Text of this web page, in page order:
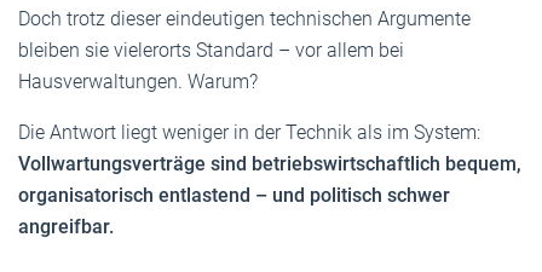
Doch trotz dieser eindeutigen technischen Argumente
bleiben sie vielerorts Standard – vor allem bei
Hausverwaltungen. Warum?
Die Antwort liegt weniger in der Technik als im System:
Vollwartungsverträge sind betriebswirtschaftlich bequem,
organisatorisch entlastend – und politisch schwer
angreifbar.